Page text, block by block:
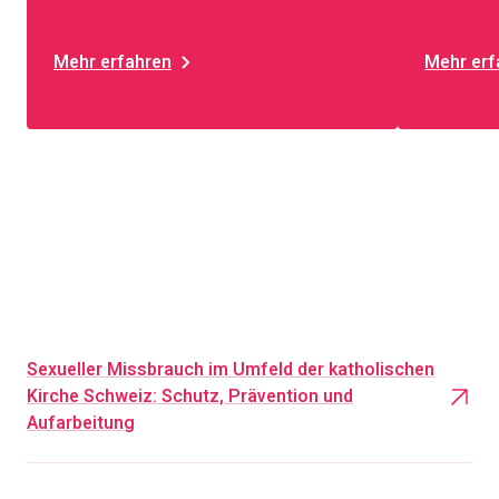
Mehr erfahren Mehr
Sexueller Missbrauch im Umfeld der katholischen
Kirche Schweiz: Schutz, Prävention und
Aufarbeitung